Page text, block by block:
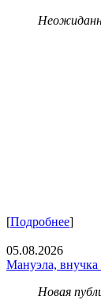
[Подробнее]
05.08.2026
Мануэла, внучка
Новая